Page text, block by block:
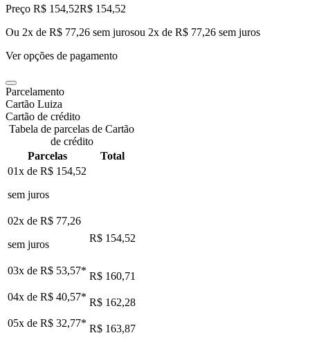
Preço R$ 154,52R$ 154,52
Ou 2x de R$ 77,26 sem jurosou 2x de R$ 77,26 sem juros
Ver opções de pagamento
Parcelamento
Cartão Luiza
Cartão de crédito
Tabela de parcelas de Cartão
de crédito
Parcelas
Total
01x de R$ 154,52
sem juros
02x de R$ 77,26
sem juros
R$ 154,52
03x de R$ 53,57* R$ 160,71
04x de R$ 40,57* R$ 162,28
05x de R$ 32,77* R$ 163,87